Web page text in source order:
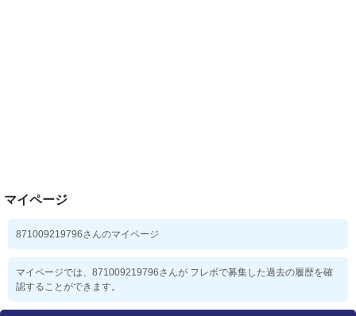
マイページ
871009219796さんのマイページ
マイページでは、871009219796さんが フレボで募集した過去の履歴を確
認することができます。